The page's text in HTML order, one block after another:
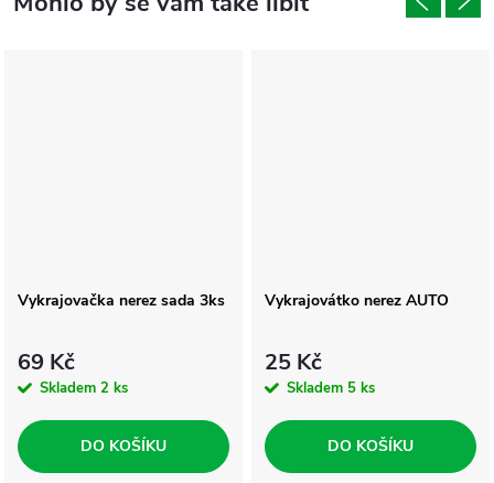
Vykrajovačka nerez sada 3ks
69 Kč
Skladem 2 ks
DO KOŠÍKU
Vykrajovátko nerez AUTO
25 Kč
Skladem 5 ks
DO KOŠÍKU